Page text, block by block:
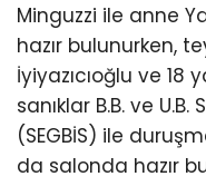
Minguzzi ile anne
hazır bulunurken,
İyiyazıcıoğlu ve 18
sanıklar B.B. ve
(SEGBİS) ile
da salonda hazır